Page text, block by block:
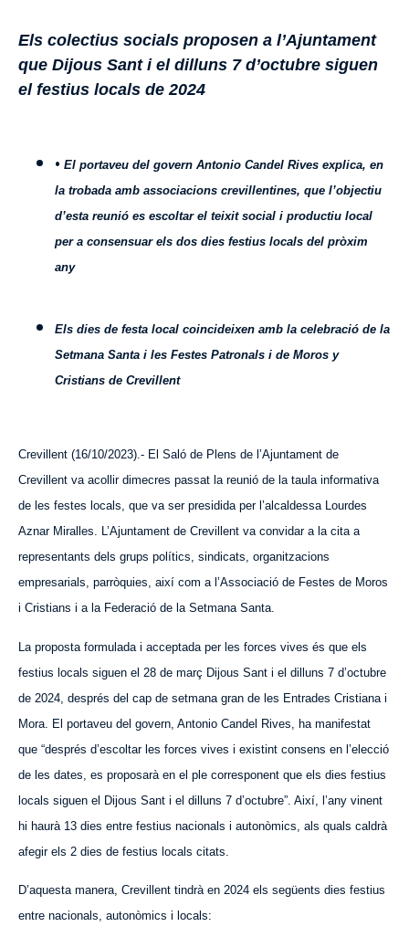
Els colectius socials proposen a l’Ajuntament
que Dijous Sant i el dilluns 7 d’octubre siguen
el festius locals de 2024
• El portaveu del govern Antonio Candel Rives explica, en
la trobada amb associacions crevillentines, que l’objectiu
d’esta reunió es escoltar el teixit social i productiu local
per a consensuar els dos dies festius locals del pròxim
any
Els dies de festa local coincideixen amb la celebració de la
Setmana Santa i les Festes Patronals i de Moros y
Cristians de Crevillent
Crevillent (16/10/2023).- El Saló de Plens de l’Ajuntament de
Crevillent va acollir dimecres passat la reunió de la taula informativa
de les festes locals, que va ser presidida per l’alcaldessa Lourdes
Aznar Miralles. L’Ajuntament de Crevillent va convidar a la cita a
representants dels grups polítics, sindicats, organitzacions
empresarials, parròquies, així com a l’Associació de Festes de Moros
i Cristians i a la Federació de la Setmana Santa.
La proposta formulada i acceptada per les forces vives és que els
festius locals siguen el 28 de març Dijous Sant i el dilluns 7 d’octubre
de 2024, després del cap de setmana gran de les Entrades Cristiana i
Mora. El portaveu del govern, Antonio Candel Rives, ha manifestat
que “després d’escoltar les forces vives i existint consens en l’elecció
de les dates, es proposarà en el ple corresponent que els dies festius
locals siguen el Dijous Sant i el dilluns 7 d’octubre”. Així, l’any vinent
hi haurà 13 dies entre festius nacionals i autonòmics, als quals caldrà
afegir els 2 dies de festius locals citats.
D’aquesta manera, Crevillent tindrà en 2024 els següents dies festius
entre nacionals, autonòmics i locals: